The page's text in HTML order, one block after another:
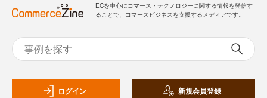
ECを中心にコマース・テクノロジーに関する情報を発信す
ることで、コマースビジネスを支援するメディアです。
ログイン 新規会員登録